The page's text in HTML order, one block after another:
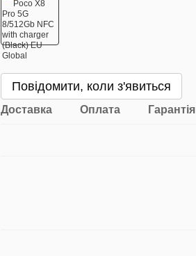
Повідомити, коли з'явиться
Доставка Оплата Гарантія